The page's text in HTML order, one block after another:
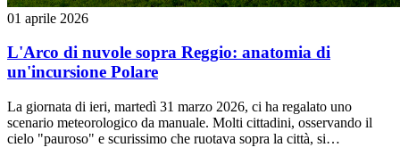
01 aprile 2026
L'Arco di nuvole sopra Reggio: anatomia di
un'incursione Polare
La giornata di ieri, martedì 31 marzo 2026, ci ha regalato uno
scenario meteorologico da manuale. Molti cittadini, osservando il
cielo "pauroso" e scurissimo che ruotava sopra la città, si